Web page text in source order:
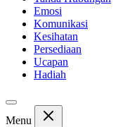
Emosi
Komunikasi
Kesihatan
Persediaan
Ucapan
Hadiah
Menu